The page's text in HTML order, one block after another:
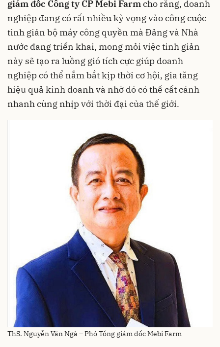
giám đốc Công ty CP Mebi Farmcho rằng, doanh
nghiệp đang có rất nhiều kỳ vọng vào công cuộc
tinh giản bộ máy công quyền mà Đảng và Nhà
nước đang triển khai, mong mỏi việc tinh giản
này sẽ tạo ra luồng gió tích cực giúp doanh
nghiệp có thể nắm bắt kịp thời cơ hội, gia tăng
hiệu quả kinh doanh và nhờ đó có thể cất cánh
nhanh cùng nhịp với thời đại của thế giới.
ThS. Nguyễn Văn Ngà – Phó Tổng giám đốc Mebi Farm